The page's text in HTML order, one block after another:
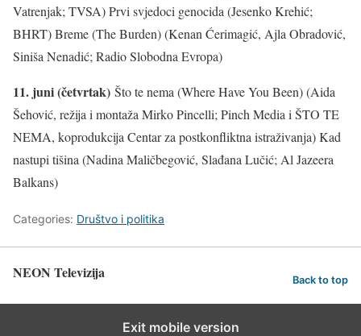
Vatrenjak; TVSA) Prvi svjedoci genocida (Jesenko Krehić;
BHRT) Breme (The Burden) (Kenan Ćerimagić, Ajla Obradović,
Siniša Nenadić; Radio Slobodna Evropa)
11. juni (četvrtak) Što te nema (Where Have You Been) (Aida
Šehović, režija i montaža Mirko Pincelli; Pinch Media i ŠTO TE
NEMA, koprodukcija Centar za postkonfliktna istraživanja) Kad
nastupi tišina (Nadina Maličbegović, Slađana Lučić; Al Jazeera
Balkans)
Categories: Društvo i politika
NEON Televizija Back to top
Exit mobile version